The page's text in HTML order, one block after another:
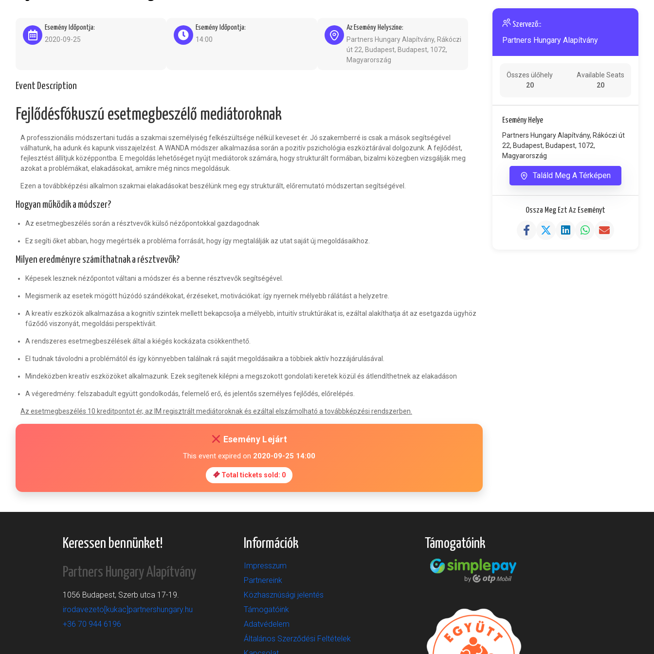
Esemény Időpontja:
2020-09-25
Esemény Időpontja:
14:00
Az Esemény Helyszíne:
Partners Hungary Alapítvány, Rákóczi
út 22, Budapest, Budapest, 1072,
Magyarország
Event Description
Fejlődésfókuszú esetmegbeszélő mediátoroknak
A professzionális módszertani tudás a szakmai személyiség felkészültsége nélkül keveset ér. Jó szakemberré is csak a mások segítségével
válhatunk, ha adunk és kapunk visszajelzést. A WANDA módszer alkalmazása során a pozitív pszichológia eszköztárával dolgozunk. A fejlődést,
fejlesztést állítjuk középpontba. E megoldás lehetőséget nyújt mediátorok számára, hogy strukturált formában, bizalmi közegben vizsgálják meg
azokat a problémákat, elakadásokat, amikre még nincs megoldásuk.
Ezen a továbbképzési alkalmon szakmai elakadásokat beszélünk meg egy strukturált, előremutató módszertan segítségével.
Hogyan működik a módszer?
Az esetmegbeszélés során a résztvevők külső nézőpontokkal gazdagodnak
Ez segíti őket abban, hogy megértsék a probléma forrását, hogy így megtalálják az utat saját új megoldásaikhoz.
Milyen eredményre számíthatnak a résztvevők?
Képesek leszneknézőpontot váltani a módszer és a benne résztvevők segítségével.
Megismerik az esetek mögött húzódó szándékokat, érzéseket, motivációkat: így nyernekmélyebb rálátást a helyzetre.
A kreatív eszközök alkalmazása a kognitív szintek mellett bekapcsolja a mélyebb, intuitív struktúrákat is, ezáltal alakíthatja át az esetgazda ügyhöz
fűződő viszonyát, megoldási perspektíváit.
A rendszeres esetmegbeszélések által a kiégés kockázata csökkenthető.
El tudnak távolodni a problémától és így könnyebben találnak rá saját megoldásaikra a többiek aktív hozzájárulásával.
Mindeközben kreatív eszközöket alkalmazunk. Ezek segítenek kilépni a megszokott gondolati keretek közül és átlendíthetnek az elakadáson
A végeredmény: felszabadult együtt gondolkodás, felemelő erő, és jelentős személyes fejlődés, előrelépés.
Az esetmegbeszélés 10 kreditpontot ér, az IM regisztrált mediátoroknak és ezáltal elszámolható a továbbképzési rendszerben.
Esemény Lejárt
This event expired on 2020-09-25 14:00
Total tickets sold: 0
Szervező::
Partners Hungary Alapítvány
Összes ülőhely
20
Available Seats
20
Esemény Helye
Partners Hungary Alapítvány, Rákóczi út
22, Budapest, Budapest, 1072,
Magyarország
Találd Meg A Térképen
Ossza Meg Ezt Az Eseményt
Keressen bennünket!
Partners Hungary Alapítvány
1056 Budapest, Szerb utca 17-19.
irodavezeto[kukac]partnershungary.hu
+36 70 944 6196
Információk
Impresszum
Partnereink
Közhasznúsági jelentés
Támogatóink
Adatvédelem
Általános Szerződési Feltételek
Támogatóink